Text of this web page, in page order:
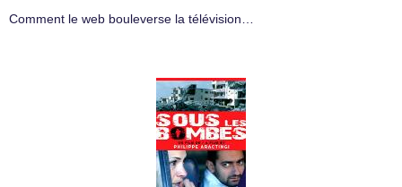
Comment le web bouleverse la télévision…